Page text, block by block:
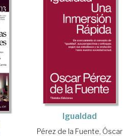
Igualdad
Pérez de la Fuente, Óscar